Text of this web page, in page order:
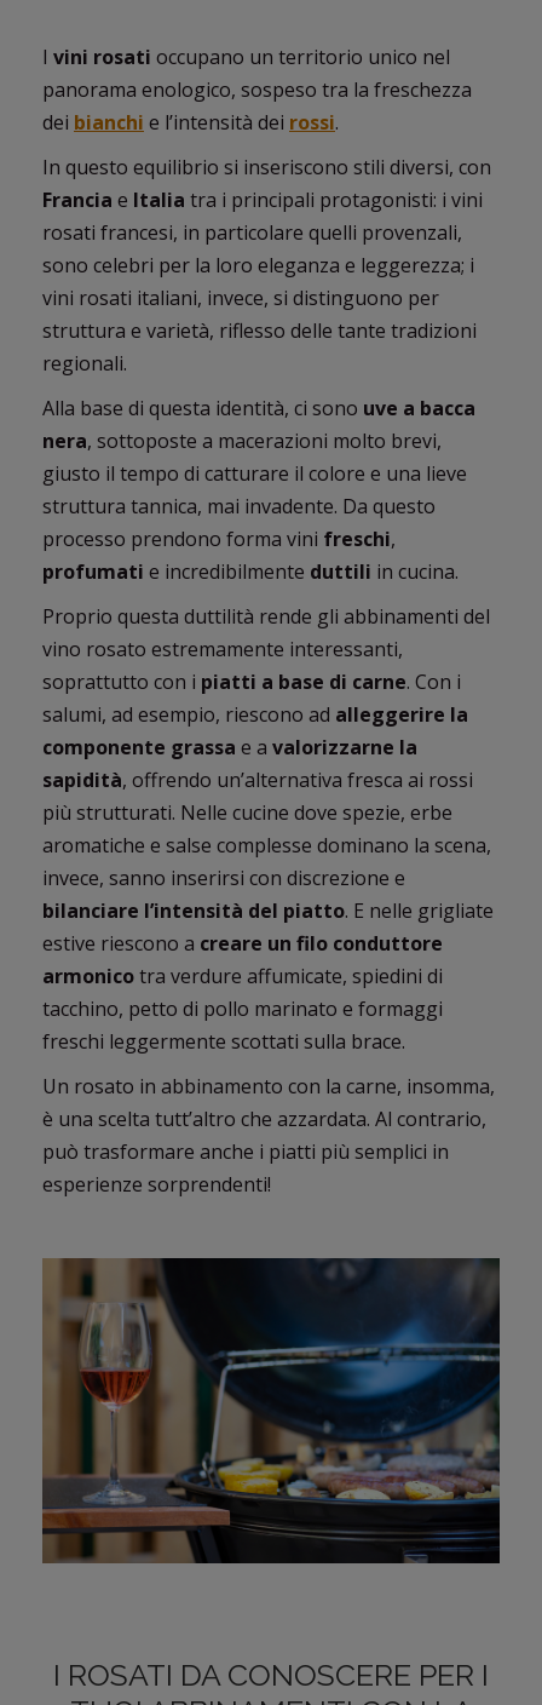
I vini rosati occupano un territorio unico nel
panorama enologico, sospeso tra la freschezza
dei bianchi e l’intensità dei rossi.
In questo equilibrio si inseriscono stili diversi, con
Francia e Italia tra i principali protagonisti: i vini
rosati francesi, in particolare quelli provenzali,
sono celebri per la loro eleganza e leggerezza; i
vini rosati italiani, invece, si distinguono per
struttura e varietà, riflesso delle tante tradizioni
regionali.
Alla base di questa identità, ci sono uve a bacca
nera, sottoposte a macerazioni molto brevi,
giusto il tempo di catturare il colore e una lieve
struttura tannica, mai invadente. Da questo
processo prendono forma vini freschi,
profumati e incredibilmente duttili in cucina.
Proprio questa duttilità rende gli abbinamenti del
vino rosato estremamente interessanti,
soprattutto con i piatti a base di carne. Con i
salumi, ad esempio, riescono ad alleggerire la
componente grassa e a valorizzarne la
sapidità, offrendo un’alternativa fresca ai rossi
più strutturati. Nelle cucine dove spezie, erbe
aromatiche e salse complesse dominano la scena,
invece, sanno inserirsi con discrezione e
bilanciare l’intensità del piatto. E nelle grigliate
estive riescono a creare un filo conduttore
armonicotra verdure affumicate, spiedini di
tacchino, petto di pollo marinato e formaggi
freschi leggermente scottati sulla brace.
Un rosato in abbinamento con la carne, insomma,
è una scelta tutt’altro che azzardata. Al contrario,
può trasformare anche i piatti più semplici in
esperienze sorprendenti!
I ROSATI DA CONOSCERE PER I